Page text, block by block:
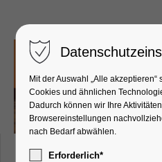
Mit der Auswahl „Alle
Cookies und ähnlichen
Dadurch können wir Ihre
Browsereinstellungen
nach Bedarf abwählen.
Erforderlich*